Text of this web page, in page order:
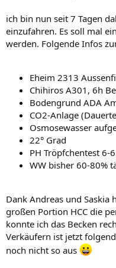
ich bin nun seit 7 Tagen
einzufahren. Es soll mal
werden. Folgende Infos
Eheim 2313
Chihiros A301, 6h
Bodengrund ADA
CO2-Anlage
Osmosewasser
22° Grad
PH Tröpfchentest 6-
WW bisher 60-80%
Dank Andreas und Saskia
großen Portion HCC die
konnte ich das Becken
Verkäufern ist jetzt
noch nicht so aus